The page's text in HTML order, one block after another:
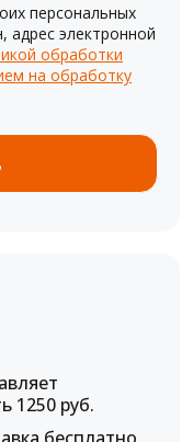
персональных
электронной
обработки
на обработку
1250 руб.